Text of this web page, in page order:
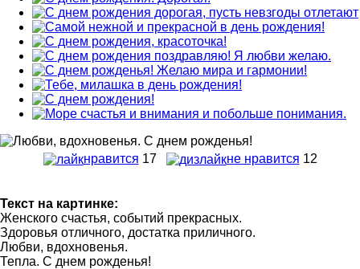
нравится 17 не нравится 12
Текст на картинке:
Женского счастья, cобытий прекрасных.
Здоровья отличного, достатка приличного.
Любви, вдохновенья.
Тепла. С днем рожденья!